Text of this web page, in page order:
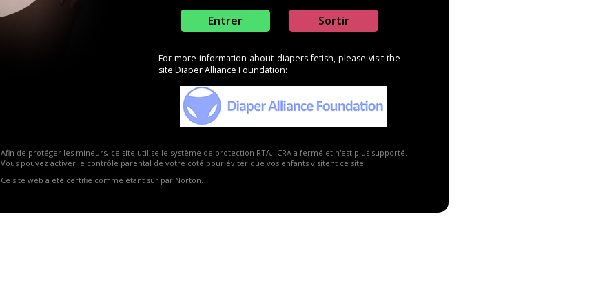
Entrer Sortir
For more information about diapers fetish, please visit the
site Diaper Alliance Foundation:
Afin de protéger les mineurs, ce site utilise le système de protection RTA. ICRA a fermé et n'est plus supporté.
Vous pouvez activer le contrôle parental de votre coté pour éviter que vos enfants visitent ce site.
Ce site web a été certifié comme étant sûr par Norton.